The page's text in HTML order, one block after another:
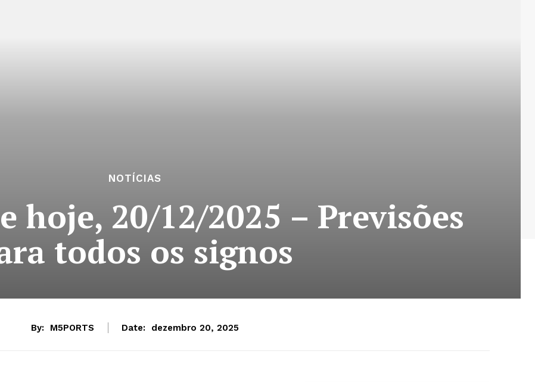
NOTÍCIAS
hoje, 20/12/2025 – Previsões
todos os signos
By: M5PORTS Date: dezembro 20, 2025